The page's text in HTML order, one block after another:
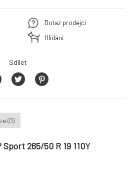
Dotaz prodejci
Hlídání
Sdílet
(0)
265/50 R 19 110Y